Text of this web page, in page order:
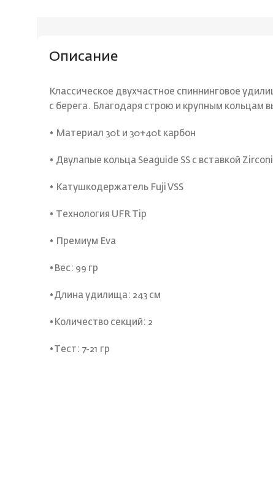
Описание
Классическое двухчастное спиннинговое
с берега. Благодаря строю и крупным кольцам
• Материал 30t и 30+40t карбон
• Двулапые кольца Seaguide SS с вставкой
• Катушкодержатель Fuji VSS
• Технология UFR Tip
• Премиум Eva
•Вес: 99 гр
•Длина удилища: 243 см
•Количество секций: 2
•Тест: 7-21 гр